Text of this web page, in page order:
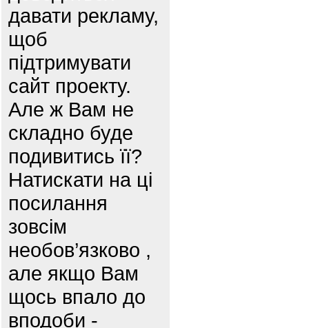
давати рекламу,
щоб
підтримувати
сайт проекту.
Але ж Вам не
складно буде
подивитись її?
Натискати на ці
посилання
зовсім
необов’язково ,
але якщо Вам
щось впало до
вподоби -